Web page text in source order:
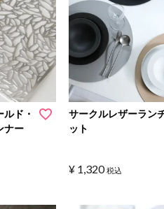
ド・
ナー
サークルレザーラン
ット
¥ 1,320 税込